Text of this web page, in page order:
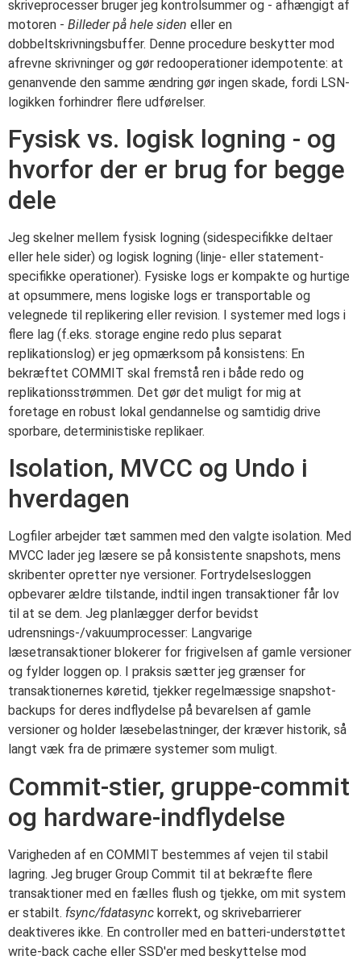
skriveprocesser bruger jeg kontrolsummer og - afhængigt af
motoren - Billeder på hele siden eller en
dobbeltskrivningsbuffer. Denne procedure beskytter mod
afrevne skrivninger og gør redooperationer idempotente: at
genanvende den samme ændring gør ingen skade, fordi LSN-
logikken forhindrer flere udførelser.
Fysisk vs. logisk logning - og
hvorfor der er brug for begge
dele
Jeg skelner mellem fysisk logning (sidespecifikke deltaer
eller hele sider) og logisk logning (linje- eller statement-
specifikke operationer). Fysiske logs er kompakte og hurtige
at opsummere, mens logiske logs er transportable og
velegnede til replikering eller revision. I systemer med logs i
flere lag (f.eks. storage engine redo plus separat
replikationslog) er jeg opmærksom på konsistens: En
bekræftet COMMIT skal fremstå ren i både redo og
replikationsstrømmen. Det gør det muligt for mig at
foretage en robust lokal gendannelse og samtidig drive
sporbare, deterministiske replikaer.
Isolation, MVCC og Undo i
hverdagen
Logfiler arbejder tæt sammen med den valgte isolation. Med
MVCC lader jeg læsere se på konsistente snapshots, mens
skribenter opretter nye versioner. Fortrydelsesloggen
opbevarer ældre tilstande, indtil ingen transaktioner får lov
til at se dem. Jeg planlægger derfor bevidst
udrensnings-/vakuumprocesser: Langvarige
læsetransaktioner blokerer for frigivelsen af gamle versioner
og fylder loggen op. I praksis sætter jeg grænser for
transaktionernes køretid, tjekker regelmæssige snapshot-
backups for deres indflydelse på bevarelsen af gamle
versioner og holder læsebelastninger, der kræver historik, så
langt væk fra de primære systemer som muligt.
Commit-stier, gruppe-commit
og hardware-indflydelse
Varigheden af en COMMIT bestemmes af vejen til stabil
lagring. Jeg bruger Group Commit til at bekræfte flere
transaktioner med en fælles flush og tjekke, om mit system
er stabilt. fsync/fdatasync korrekt, og skrivebarrierer
deaktiveres ikke. En controller med en batteri-understøttet
write-back cache eller SSD'er med beskyttelse mod